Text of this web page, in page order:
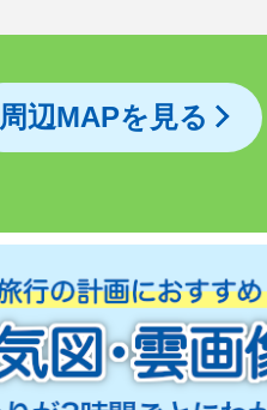
周辺MAPを見る